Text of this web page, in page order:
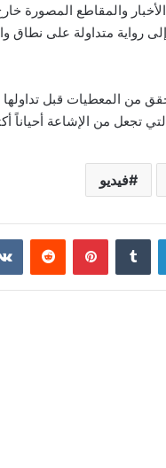
الأخبار والمقاطع المصورة
رواية متداولة على نطاق
من المعطيات قبل
تجعل من الإشاعة أحياناً
فيديو
لينكدإن بينتيريست